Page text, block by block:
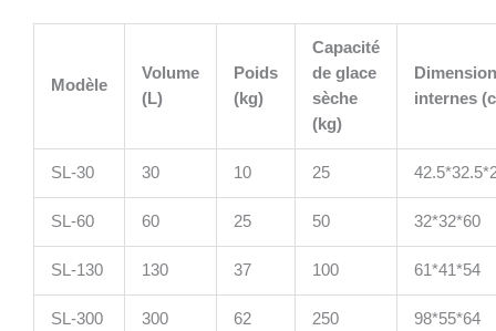
Modèle
Volume
(L)
Poids
(kg)
Capacité
de glace
sèche
(kg)
internes
SL-30 30 10 25
SL-60 60 25 50 32*32*60
SL-130 130 37 100 61*41*54
SL-300 300 62 250 98*55*64